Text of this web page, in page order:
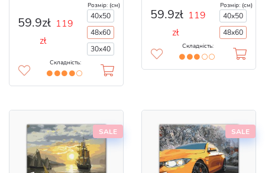
59.9zł 119
zł
Розмір: (см)
40x50
48x60
30x40
Складність:
59.9zł 119
zł
Розмір: (см)
40x50
48x60
Складність:
SALE SALE